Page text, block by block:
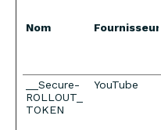
Nom Fournisseur
__Secure-
ROLLOUT_
TOKEN
YouTube